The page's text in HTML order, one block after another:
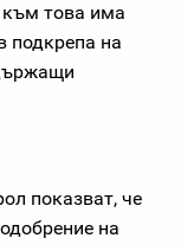
към това има
подкрепа на
показват, че
на